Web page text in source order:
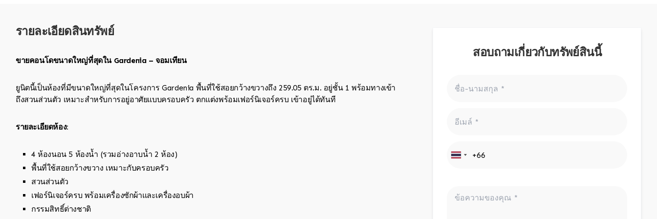
รายละเอียดสินทรัพย์
ขายคอนโดขนาดใหญ่ที่สุดใน Gardenia – จอมเทียน
ยูนิตนี้เป็นห้องที่มีขนาดใหญ่ที่สุดในโครงการ Gardenia พื้นที่ใช้สอยกว้างขวางถึง 259.05 ตร.ม. อยู่ชั้น 1 พร้อมทางเข้า
ถึงสวนส่วนตัว เหมาะสำหรับการอยู่อาศัยแบบครอบครัว ตกแต่งพร้อมเฟอร์นิเจอร์ครบ เข้าอยู่ได้ทันที
รายละเอียดห้อง:
4 ห้องนอน 5 ห้องน้ำ (รวมอ่างอาบน้ำ 2 ห้อง)
พื้นที่ใช้สอยกว้างขวาง เหมาะกับครอบครัว
สวนส่วนตัว
เฟอร์นิเจอร์ครบ พร้อมเครื่องซักผ้าและเครื่องอบผ้า
กรรมสิทธิ์ต่างชาติ
สอบถามเกี่ยวกับทรัพย์สินนี้